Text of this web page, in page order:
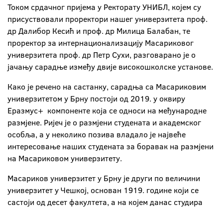
Током срдачног пријема у Ректорату УНИБЛ, којем су
присуствовали проректори нашег универзитета проф.
др Далибор Кесић и проф. др Милица Балабан, те
проректор за интернационализацију Масариковог
универзитета проф. др Петр Сухи, разговарано је о
јачању сарадње између двије високошколске установе.
Како је речено на састанку, сарадња са Масариковим
универзитетом у Брну постоји од 2019. у оквиру
Еразмус+ компоненте која се односи на међународне
размјене. Ријеч је о размјени студената и академског
особља, а у неколико позива владало је највеће
интересовање наших студената за боравак на размјени
на Масариковом универзитету.
Масариков универзитет у Брну је други по величини
универзитет у Чешкој, основан 1919. године који се
састоји од десет факултета, а на којем данас студира